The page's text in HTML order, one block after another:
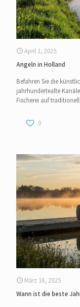
April 1, 2025
Angeln in Holland
Befahren Sie die
jahrhundertealte
Fischerei auf
0
März 16, 2025
Wann ist die beste